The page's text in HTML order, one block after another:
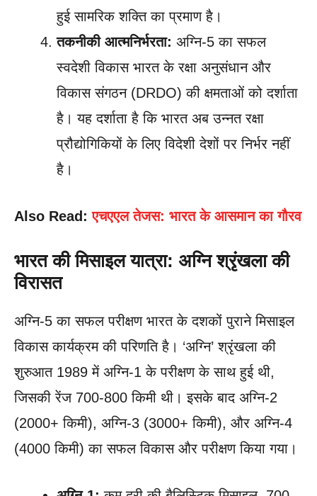
हुई सामरिक शक्ति का प्रमाण है।
तकनीकी आत्मनिर्भरता: अग्नि-5 का सफल
स्वदेशी विकास भारत के रक्षा अनुसंधान और
विकास संगठन (DRDO) की क्षमताओं को दर्शाता
है। यह दर्शाता है कि भारत अब उन्नत रक्षा
प्रौद्योगिकियों के लिए विदेशी देशों पर निर्भर नहीं
है।
Also Read:एचएएल तेजस: भारत के आसमान का गौरव
भारत की मिसाइल यात्रा: अग्नि श्रृंखला की
विरासत
अग्नि-5 का सफल परीक्षण भारत के दशकों पुराने मिसाइल
विकास कार्यक्रम की परिणति है। ‘अग्नि’ श्रृंखला की
शुरुआत 1989 में अग्नि-1 के परीक्षण के साथ हुई थी,
जिसकी रेंज 700-800 किमी थी। इसके बाद अग्नि-2
(2000+ किमी), अग्नि-3 (3000+ किमी), और अग्नि-4
(4000 किमी) का सफल विकास और परीक्षण किया गया।